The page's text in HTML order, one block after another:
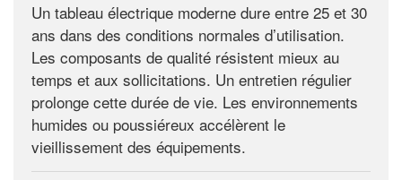
Un tableau électrique moderne dure entre 25 et 30
ans dans des conditions normales d’utilisation.
Les composants de qualité résistent mieux au
temps et aux sollicitations. Un entretien régulier
prolonge cette durée de vie. Les environnements
humides ou poussiéreux accélèrent le
vieillissement des équipements.